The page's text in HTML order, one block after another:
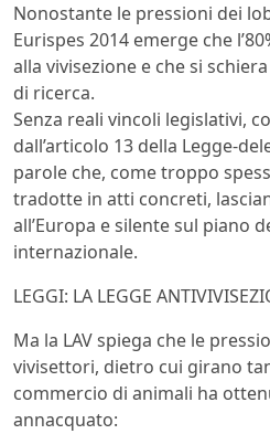
Nonostante le pressioni dei
Eurispes 2014 emerge che
alla vivisezione e che si
di ricerca.
Senza reali vincoli legislativi,
dall’articolo 13 della Legge-
parole che, come troppo
tradotte in atti concreti,
all’Europa e silente sul piano
internazionale.
LEGGI: LA LEGGE
Ma la LAV spiega che le
vivisettori, dietro cui girano
commercio di animali ha
annacquato: